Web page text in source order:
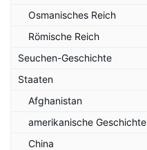
Osmanisches Reich
Römische Reich
Seuchen-Geschichte
Staaten
Afghanistan
amerikanische Geschichte
China